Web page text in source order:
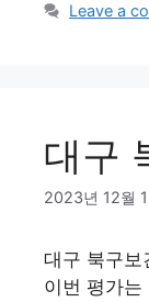
Leave a
대구
2023년 12월
대구 북구
이번 평가